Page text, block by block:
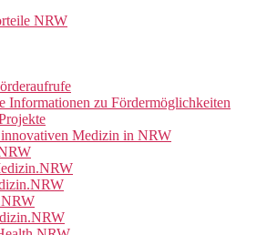
NRW
Informationen zu Fördermöglichkeiten
Medizin in NRW